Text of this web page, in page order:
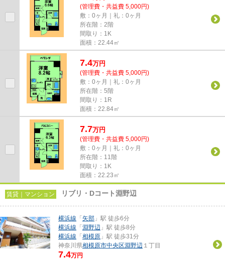
(管理費・共益費 5,000円)
敷：0ヶ月｜礼：0ヶ月
所在階：2階
間取り：1K
面積：22.44㎡
7.4万円
(管理費・共益費 5,000円)
敷：0ヶ月｜礼：0ヶ月
所在階：5階
間取り：1R
面積：22.84㎡
7.7万円
(管理費・共益費 5,000円)
敷：0ヶ月｜礼：0ヶ月
所在階：11階
間取り：1K
面積：22.23㎡
賃貸｜マンション リブリ・Dコート淵野辺
横浜線 「 矢部 」駅 徒歩6分
横浜線 「 淵野辺 」駅 徒歩8分
横浜線 「 相模原 」駅 徒歩31分
神奈川県相模原市中央区淵野辺 １丁目
7.4万円